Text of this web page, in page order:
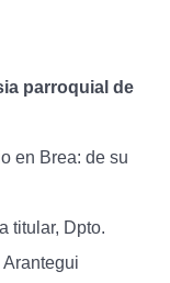
parroquial de
en Brea: de su
titular, Dpto.